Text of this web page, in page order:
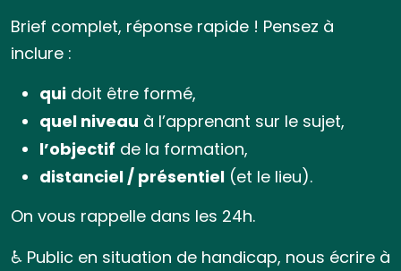
Brief complet, réponse rapide ! Pensez à
inclure :
qui doit être formé,
quel niveau à l’apprenant sur le sujet,
l’objectif de la formation,
distanciel / présentiel (et le lieu).
On vous rappelle dans les 24h.
♿ Public en situation de handicap, nous écrire à